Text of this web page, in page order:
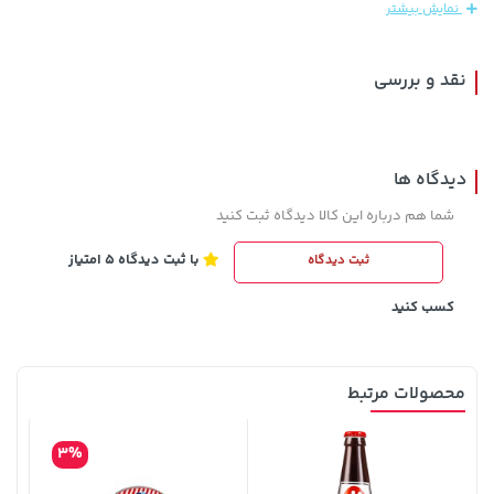
165,900
خرید
نمایش بیشتر
نقد و بررسی
دیدگاه ها
شما هم درباره این کالا دیدگاه ثبت کنید
ثبت دیدگاه با ثبت دیدگاه 5 امتیاز
کسب کنید
محصولات مرتبط
3%